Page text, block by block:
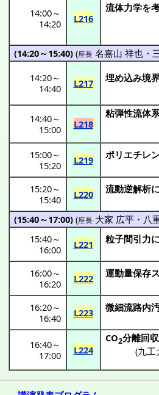
14:00～
14:20
L216
流体力学を
(14:20～15:40)(座長 名嘉山 祥也・
14:20～
14:40
L217 埋め込み境
14:40～
15:00
L218
粘弾性流体
15:00～
15:20
L219 ポリエチレ
15:20～
15:40
L220 流動逆解析
(15:40～17:00)(座長 大家 広平・ 八
15:40～
16:00
L221 粒子間引力
16:00～
16:20
L222 運動量保存
16:20～
16:40
L223 微細流路内
16:40～
17:00
L224
CO2分離回収
(九工